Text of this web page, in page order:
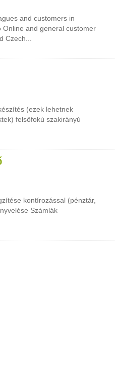
and customers in
Online and general customer
Czech...
(ezek lehetnek
felsőfokú szakirányú
kontírozással (pénztár,
Számlák